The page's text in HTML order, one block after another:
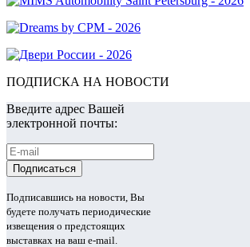
ПОДПИСКА НА НОВОСТИ
Введите адрес Вашей
электронной почты:
Подписавшись на новости, Вы
будете получать периодические
извещения о предстоящих
выставках на ваш e-mail.